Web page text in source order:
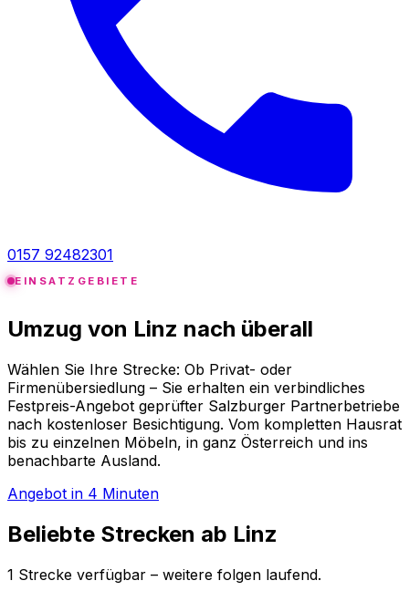
0157 92482301
EINSATZGEBIETE
Umzug von Linz nach überall
Wählen Sie Ihre Strecke: Ob Privat- oder
Firmenübersiedlung – Sie erhalten ein verbindliches
Festpreis-Angebot geprüfter Salzburger Partnerbetriebe
nach kostenloser Besichtigung. Vom kompletten Hausrat
bis zu einzelnen Möbeln, in ganz Österreich und ins
benachbarte Ausland.
Angebot in 4 Minuten
Beliebte Strecken ab Linz
1 Strecke verfügbar – weitere folgen laufend.